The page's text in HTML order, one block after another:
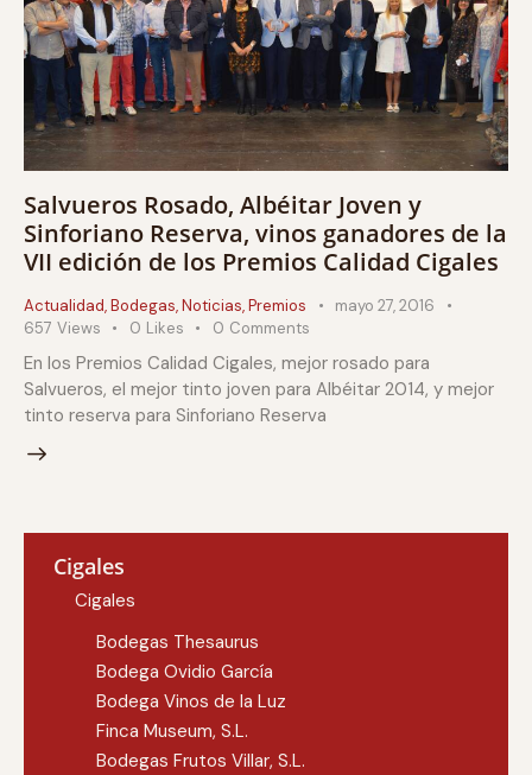
Salvueros Rosado, Albéitar Joven y
Sinforiano Reserva, vinos ganadores de la
VII edición de los Premios Calidad Cigales
Actualidad,Bodegas,Noticias,Premios
mayo 27, 2016
657 Views 0 Likes 0 Comments
En los Premios Calidad Cigales, mejor rosado para
Salvueros, el mejor tinto joven para Albéitar 2014, y mejor
tinto reserva para Sinforiano Reserva
Cigales
Cigales
Bodegas Thesaurus
Bodega Ovidio García
Bodega Vinos de la Luz
Finca Museum, S.L.
Bodegas Frutos Villar, S.L.